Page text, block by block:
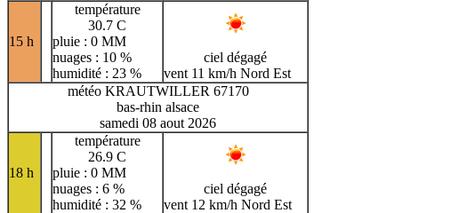
15 h
température
30.7 C
pluie : 0 MM
nuages : 10 %
humidité : 23 %
ciel dégagé
vent 11 km/h Nord Est
météo KRAUTWILLER 67170
bas-rhin alsace
samedi 08 aout 2026
18 h
température
26.9 C
pluie : 0 MM
nuages : 6 %
humidité : 32 %
ciel dégagé
vent 12 km/h Nord Est